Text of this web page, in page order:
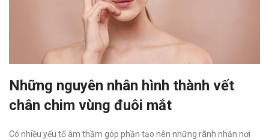
Những nguyên nhân hình thành vết
chân chim vùng đuôi mắt
Có nhiều yếu tố âm thầm góp phần tạo nên những rãnh nhăn nơi